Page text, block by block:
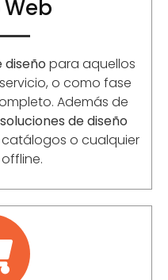
diseño para aquellos
o como fase
Además de
soluciones de diseño
catálogos o cualquier